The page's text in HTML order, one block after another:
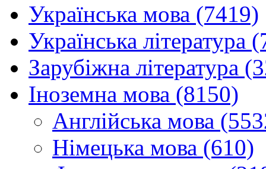
Українська мова (7419)
Українська література
Зарубіжна література
Іноземна мова (8150)
Англійська мова
Німецька мова (610)